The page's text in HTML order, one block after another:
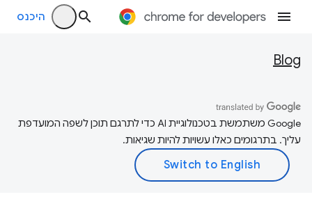
היכנס
Blog
‫Google משתמשת בטכנולוגיית AI כדי לתרגם תוכן לשפה המועדפת
עליך. בתרגומים כאלו עשויות להיות שגיאות.